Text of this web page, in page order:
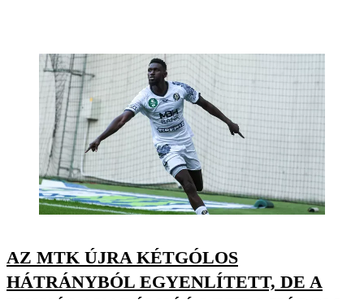
AZ MTK ÚJRA KÉTGÓLOS
HÁTRÁNYBÓL EGYENLÍTETT, DE A